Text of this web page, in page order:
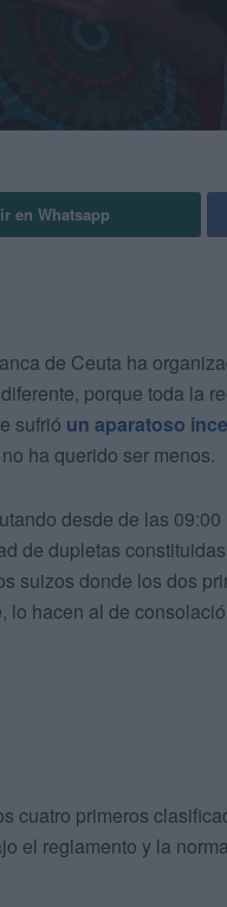
en Whatsapp
de Ceuta ha
porque toda la
sufrió un aparatoso
ha querido ser menos.
desde de las
de dupletas
suizos donde los dos
lo hacen al de
cuatro primeros
el reglamento y la